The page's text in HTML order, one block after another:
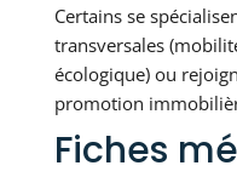
Certains se
transversales
écologique) ou
promotion
Fiches